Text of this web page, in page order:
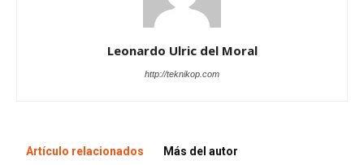
Leonardo Ulric del Moral
http://teknikop.com
Artículo relacionados Más del autor